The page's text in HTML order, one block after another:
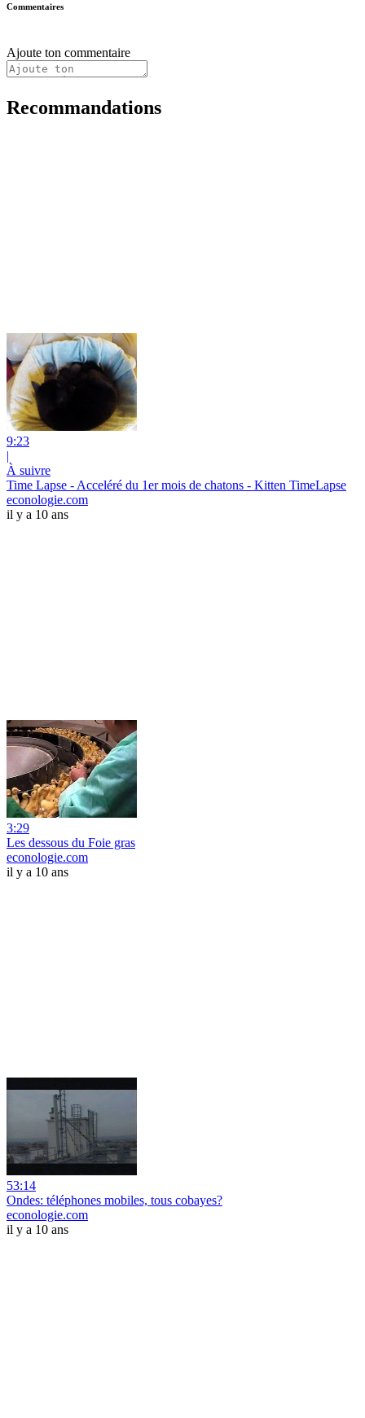
Commentaires
Ajoute ton commentaire
Recommandations
9:23
|
À suivre
Time Lapse - Acceléré du 1er mois de chatons - Kitten TimeLapse
econologie.com
il y a 10 ans
3:29
Les dessous du Foie gras
econologie.com
il y a 10 ans
53:14
Ondes: téléphones mobiles, tous cobayes?
econologie.com
il y a 10 ans